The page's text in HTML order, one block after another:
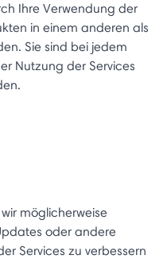
Ihre Verwendung der
in einem anderen als
Sie sind bei jedem
Nutzung der Services
möglicherweise
oder andere
Services zu verbessern